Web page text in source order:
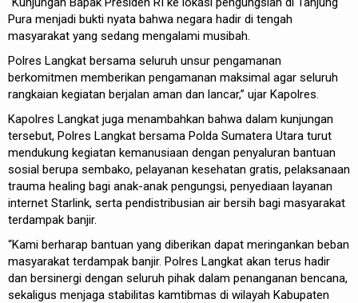
Pura menjadi bukti nyata bahwa negara hadir di tengah
masyarakat yang sedang mengalami musibah.
Polres Langkat bersama seluruh unsur pengamanan
berkomitmen memberikan pengamanan maksimal agar seluruh
rangkaian kegiatan berjalan aman dan lancar,” ujar Kapolres.
Kapolres Langkat juga menambahkan bahwa dalam kunjungan
tersebut, Polres Langkat bersama Polda Sumatera Utara turut
mendukung kegiatan kemanusiaan dengan penyaluran bantuan
sosial berupa sembako, pelayanan kesehatan gratis, pelaksanaan
trauma healing bagi anak-anak pengungsi, penyediaan layanan
internet Starlink, serta pendistribusian air bersih bagi masyarakat
terdampak banjir.
“Kami berharap bantuan yang diberikan dapat meringankan beban
masyarakat terdampak banjir. Polres Langkat akan terus hadir
dan bersinergi dengan seluruh pihak dalam penanganan bencana,
sekaligus menjaga stabilitas kamtibmas di wilayah Kabupaten